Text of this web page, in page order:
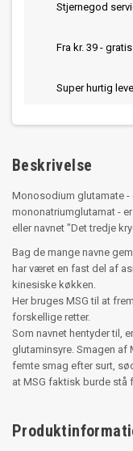
Stjernegod
Fra kr. 39 -
Super hurtig
Beskrivelse
Monosodium glutamate -
mononatriumglutamat -
eller navnet "Det tredje
Bag de mange navne
har været en fast del af
kinesiske køkken.
Her bruges MSG til at
forskellige retter.
Som navnet hentyder til,
glutaminsyre. Smagen af
femte smag efter surt,
at MSG faktisk burde stå